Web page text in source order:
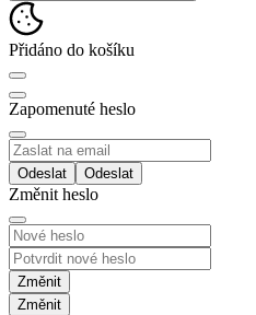
Přidáno do košíku
Zapomenuté heslo
Odeslat
Změnit heslo
Změnit